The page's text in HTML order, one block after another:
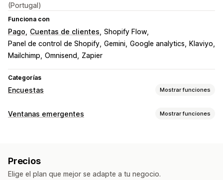
(Portugal)
Funciona con
Pago Cuentas de clientes Shopify Flow
Panel de control de Shopify Gemini Google analytics
Klaviyo
Mailchimp Omnisend Zapier
Categorías
Encuestas Mostrar funciones
Personalización de formulario
Edición en tiempo real
Ventanas emergentes Mostrar funciones
Cuestionarios
Ventanas emergentes personalizadas
Precios
Elige el plan que mejor se adapte a tu negocio.